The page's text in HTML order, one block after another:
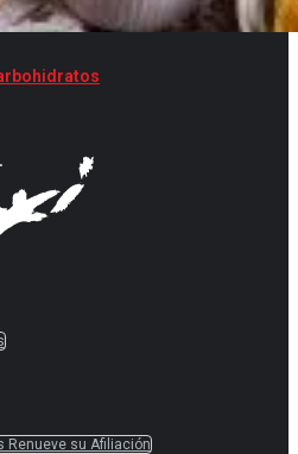
Renueve su Afiliación